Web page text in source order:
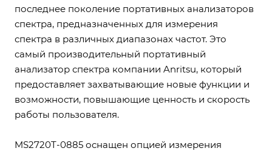
последнее поколение портативных анализаторов
спектра, предназначенных для измерения
спектра в различных диапазонах частот. Это
самый производительный портативный
анализатор спектра компании Anritsu, который
предоставляет захватывающие новые функции и
возможности, повышающие ценность и скорость
работы пользователя.
MS2720T-0885 оснащен опцией измерения